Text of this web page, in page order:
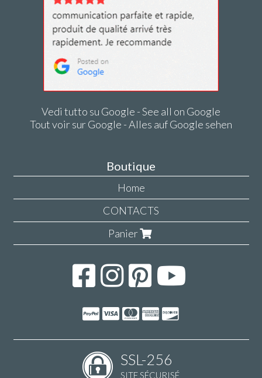
Vedi tutto su Google - See all on Google
Tout voir sur Google - Alles auf Google sehen
Boutique
Home
CONTACTS
Panier
SSL-256
SITE SÉCURISÉ